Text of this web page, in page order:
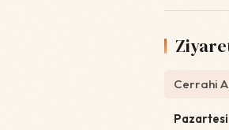
Cerrahi
Pazartesi